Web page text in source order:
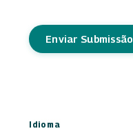
Enviar Submissão
Idioma